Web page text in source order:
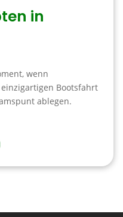
in
wenn
Bootsfahrt
ablegen.